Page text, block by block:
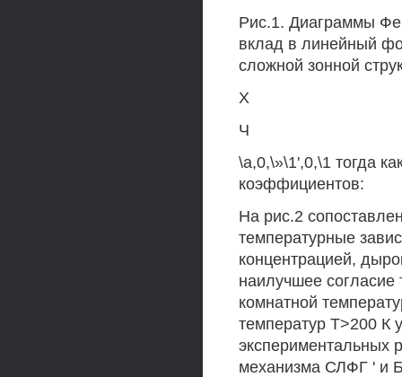
Рис.1. Диаграммы
вклад в линейный
сложной зонной
X
Ч
\а,0,\»\1',0,\1 тогда
коэффициентов:
На рис.2
температурные
концентрацией,
наилучшее согласие
комнатной
температур Т>200 К
экспериментальных
механизма СЛФГ ' и